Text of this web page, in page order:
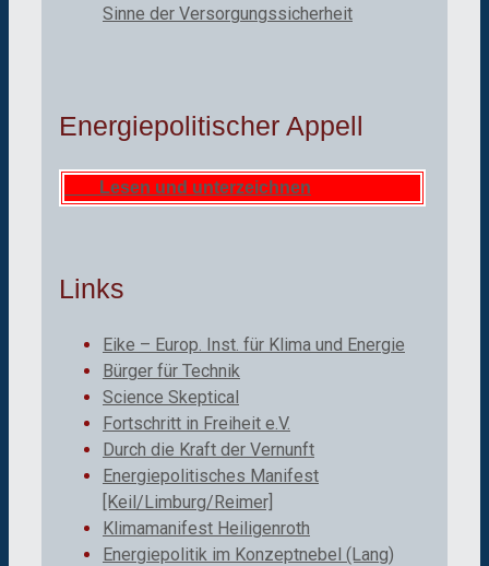
Sinne der Versorgungssicherheit
Energiepolitischer Appell
Lesen und unterzeichnen
Links
Eike – Europ. Inst. für Klima und Energie
Bürger für Technik
Science Skeptical
Fortschritt in Freiheit e.V.
Durch die Kraft der Vernunft
Energiepolitisches Manifest
[Keil/Limburg/Reimer]
Klimamanifest Heiligenroth
Energiepolitik im Konzeptnebel (Lang)